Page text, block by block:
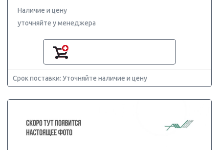
Наличие и цену
уточняйте у менеджера
Срок поставки: Уточняйте наличие и цену